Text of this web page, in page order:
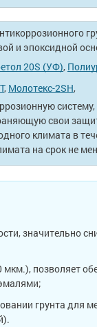
и эпоксидной
20S (УФ),
, Молотекс-2SH,
свои
климата в
на срок не
значительно
позволяет
грунта для